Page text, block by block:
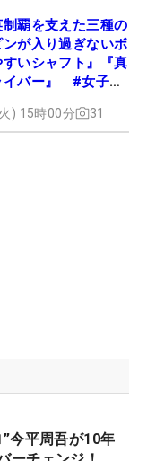
覇を支えた三種の
が入り過ぎないボ
いシャフト』『真
イバー』 #女子プ
) 15時00分 31
今平周吾が10年